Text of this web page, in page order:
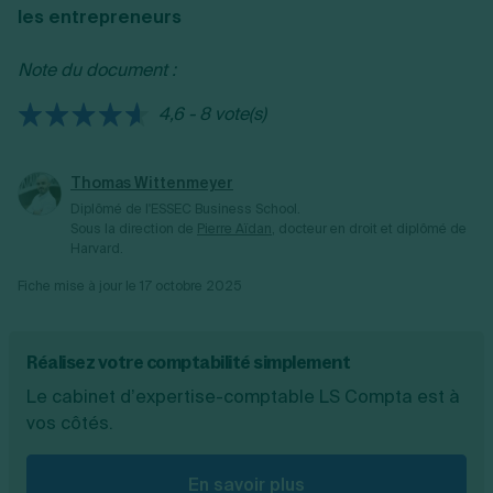
du passif au bilan.
les entrepreneurs
Note du document :
4,6 - 8 vote(s)
Thomas Wittenmeyer
Réalisez votre comptabilité simplement
Le cabinet d’expertise-comptable LS Compta est à
vos côtés.
En savoir plus